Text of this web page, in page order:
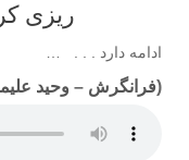
ریزی
ادامه دارد . . . …
(فرانگرش – وحید